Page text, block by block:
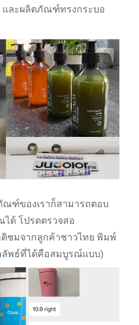
และผลิตภัณฑ์ทรงกระบอ
ฑ์ของเราก็สามารถตอบ
ด้ โปรดตรวจสอ
ติชมจากลูกค้าชาวไทย พิมพ์
ลัพธ์ที่ได้คือสมบูรณ์แบบ)